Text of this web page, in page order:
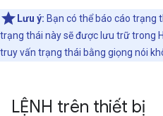
Lưu ý: Bạn có thể báo cáo trạng
trạng thái này sẽ được lưu trữ trong
truy vấn trạng thái bằng giọng nói
LỆNH trên thiết bị